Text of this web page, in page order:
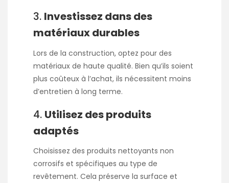
3. Investissez dans des
matériaux durables
Lors de la construction, optez pour des
matériaux de haute qualité. Bien qu’ils soient
plus coûteux à l’achat, ils nécessitent moins
d’entretien à long terme.
4. Utilisez des produits
adaptés
Choisissez des produits nettoyants non
corrosifs et spécifiques au type de
revêtement. Cela préserve la surface et